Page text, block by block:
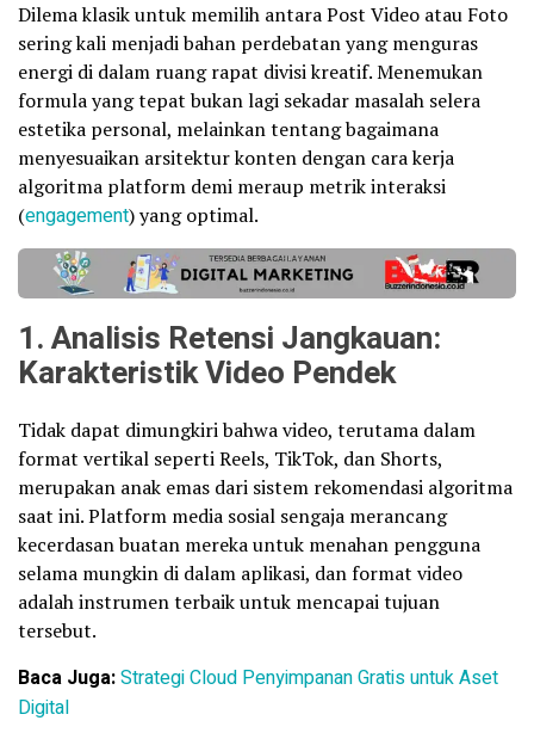
Dilema klasik untuk memilih antara Post Video atau Foto
sering kali menjadi bahan perdebatan yang menguras
energi di dalam ruang rapat divisi kreatif. Menemukan
formula yang tepat bukan lagi sekadar masalah selera
estetika personal, melainkan tentang bagaimana
menyesuaikan arsitektur konten dengan cara kerja
algoritma platform demi meraup metrik interaksi
(engagement) yang optimal.
1. Analisis Retensi Jangkauan:
Karakteristik Video Pendek
Tidak dapat dimungkiri bahwa video, terutama dalam
format vertikal seperti Reels, TikTok, dan Shorts,
merupakan anak emas dari sistem rekomendasi algoritma
saat ini. Platform media sosial sengaja merancang
kecerdasan buatan mereka untuk menahan pengguna
selama mungkin di dalam aplikasi, dan format video
adalah instrumen terbaik untuk mencapai tujuan
tersebut.
Baca Juga:Strategi Cloud Penyimpanan Gratis untuk Aset
Digital